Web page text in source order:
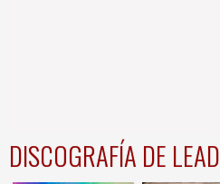
DISCOGRAFÍA DE LEAD